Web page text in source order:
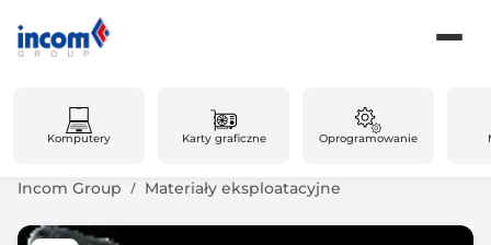
Komputery Karty graficzne Oprogramowanie
Incom Group Materiały eksploatacyjne